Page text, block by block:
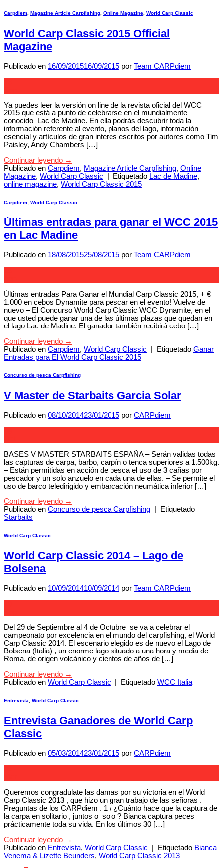
Carpdiem Magazine Article Carpfishing Online Magazine World Carp Classic
World Carp Classic 2015 Official
Magazine
Publicado en 16/09/201516/09/2015 por Team CARPdiem
Ya puedes leer la versión on line de la revista oficial del WCC
2015 que está a punto de celebrarse en el mundialmente
conocido Lac de Madine. En ella podrás descubrir toda la
información referente al evento, planos del lago, información
esencial y artículos de gran interes escritos por autores como Tim
Paisley, Andy Chambers […]
Continuar leyendo →
Publicado en Carpdiem, Magazine Article Carpfishing, Online
Magazine, World Carp Classic Etiquetado Lac de Madine,
online magazine, World Carp Classic 2015
Carpdiem World Carp Classic
Últimas entradas para ganar el WCC 2015
en Lac Madine
Publicado en 18/08/201525/08/2015 por Team CARPdiem
Últimas entradas Para Ganar el Mundial Carp Classic 2015, + €
1.000 en cebos Dynamite para pescar en el evento! Vuelve de
nuevo – El Concurso World Carp Classic WCC Dynamite, en el
que usted puede ganar una de las últimas plazas que quedan en
el lago Lac de Madine. El ganador también recibirá cebo […]
Continuar leyendo →
Publicado en Carpdiem, World Carp Classic | Etiquetado Ganar
Entradas para El World Carp Classic 2015
Concurso de pesca Carpfishing
V Master de Starbaits Garcia Solar
Publicado en 08/10/201423/01/2015 por CARPdiem
BASES V MASTER STARBAITS ESPAÑA – Serán validas todas
las capturas de carpa, barbo, carpín o tenca superiores a 1.500kg.
– Están permitidas en acción de pesca el uso de 3 cañas por
pescador y un solo anzuelo en cada una de ellas. – Se permite el
uso de barco teledirigido y embarcación neumática inferior […]
Continuar leyendo →
Publicado en Concurso de pesca Carpfishing
Etiquetado
Starbaits
World Carp Classic
World Carp Classic 2014 – Lago de
Bolsena
Publicado en 10/09/201410/09/2014 por Team CARPdiem
Del 29 de Septiembre al 4 de Octubre se va a celebrar el
campeonato por excelencia en el mundo del carpfishing, el World
Carp Classic 2014. El escenario elegido es de nuevo el Lago de
Bolsena (Italia) , un enorme lago situado a una hora y media de
Roma, de origen volcánico y cientos de años de […]
Continuar leyendo →
Publicado en World Carp Classic Etiquetado WCC Italia
Entrevista World Carp Classic
Entrevista Ganadores de World Carp
Classic
Publicado en 05/03/201423/01/2015 por CARPdiem
Queremos congradulate las damas por su victoria en el World
Carp Classic 2013 , que hizo un gran trabajo de las señoras .
Preguntas de los CARPdiem . 1 / ¿Cuánto hace que la captura de
la carpa en solitario , juntos o solo ? Bianca captura peces
prácticamente toda su vida. En los últimos 30 […]
Continuar leyendo →
Publicado en Entrevista, World Carp Classic | Etiquetado Bianca
Venema & Lizette Beunders, World Carp Classic 2013